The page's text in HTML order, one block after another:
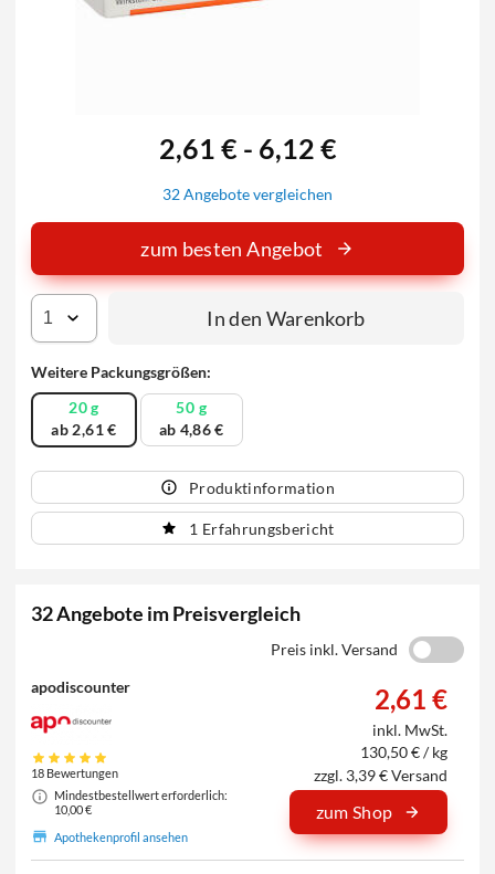
Weitere Packungsgrößen:
20 g
ab 2,61 €
50 g
ab 4,86 €
Produktinformation
1 Erfahrungsbericht
2,61 € - 6,12 €
32 Angebote vergleichen
zum besten Angebot
In den Warenkorb
32 Angebote im Preisvergleich
Preis inkl. Versand
apodiscounter
18 Bewertungen
Mindestbestellwert erforderlich:
10,00 €
Apothekenprofil ansehen
2,61 €
inkl. MwSt.
130,50 € / kg
zzgl. 3,39 € Versand
zum Shop